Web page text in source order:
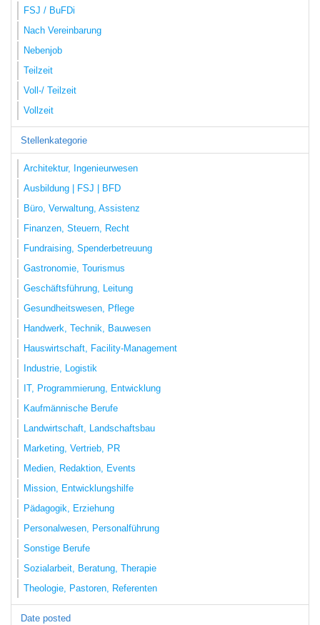
FSJ / BuFDi
Nach Vereinbarung
Nebenjob
Teilzeit
Voll-/ Teilzeit
Vollzeit
Stellenkategorie
Architektur, Ingenieurwesen
Ausbildung | FSJ | BFD
Büro, Verwaltung, Assistenz
Finanzen, Steuern, Recht
Fundraising, Spenderbetreuung
Gastronomie, Tourismus
Geschäftsführung, Leitung
Gesundheitswesen, Pflege
Handwerk, Technik, Bauwesen
Hauswirtschaft, Facility-Management
Industrie, Logistik
IT, Programmierung, Entwicklung
Kaufmännische Berufe
Landwirtschaft, Landschaftsbau
Marketing, Vertrieb, PR
Medien, Redaktion, Events
Mission, Entwicklungshilfe
Pädagogik, Erziehung
Personalwesen, Personalführung
Sonstige Berufe
Sozialarbeit, Beratung, Therapie
Theologie, Pastoren, Referenten
Date posted